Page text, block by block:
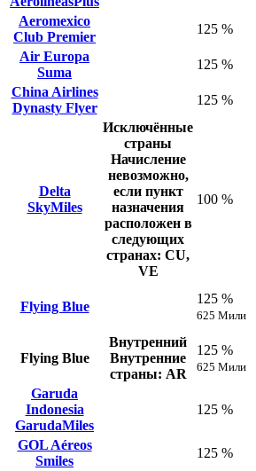
Aeromexico
Club Premier
125 %
Air Europa
Suma
125 %
China Airlines
Dynasty Flyer
125 %
Delta
SkyMiles
Исключённые
страны
Начисление
невозможно,
если пункт
назначения
расположен в
следующих
странах: CU,
VE
100 %
Flying Blue
125 %
625 Мили
Flying Blue
Внутренний
Внутренние
страны: AR
125 %
625 Мили
Garuda
Indonesia
GarudaMiles
125 %
GOL Aéreos
Smiles
125 %